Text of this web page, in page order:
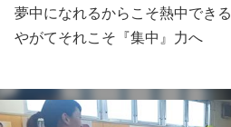
夢中になれるからこそ熱中できる
やがてそれこそ『集中』力へ